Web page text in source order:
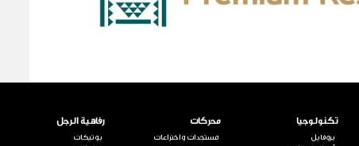
تكنولوجيا
بروفايل
محركات
مستجدات واختراعات
رفاهية الرجل
بوتيكات